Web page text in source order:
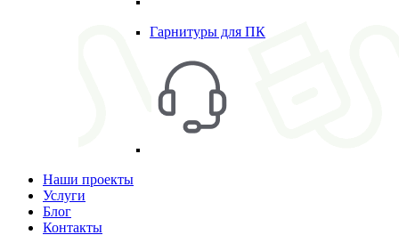
Гарнитуры для ПК
Наши проекты
Услуги
Блог
Контакты